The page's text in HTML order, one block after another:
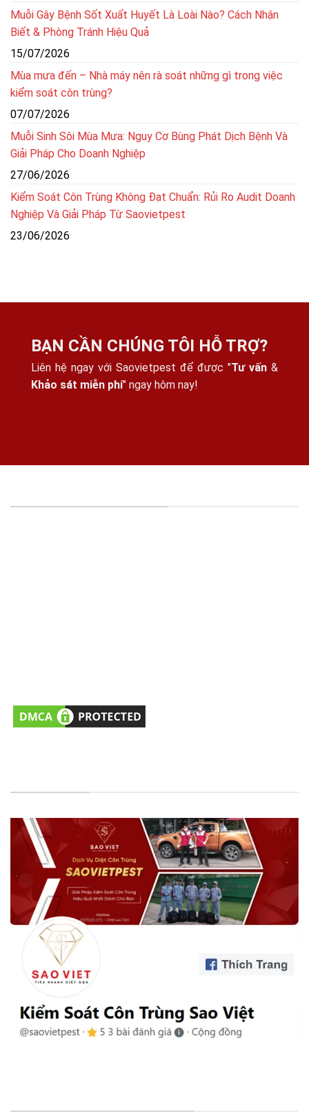
Muỗi Gây Bệnh Sốt Xuất Huyết Là Loài Nào? Cách Nhận
Biết & Phòng Tránh Hiệu Quả
15/07/2026
Mùa mưa đến – Nhà máy nên rà soát những gì trong việc
kiểm soát côn trùng?
07/07/2026
Muỗi Sinh Sôi Mùa Mưa: Nguy Cơ Bùng Phát Dịch Bệnh Và
Giải Pháp Cho Doanh Nghiệp
27/06/2026
Kiểm Soát Côn Trùng Không Đạt Chuẩn: Rủi Ro Audit Doanh
Nghiệp Và Giải Pháp Từ Saovietpest
23/06/2026
BẠN CẦN CHÚNG TÔI HỖ TRỢ?
Liên hệ ngay với Saovietpest để được "Tư vấn &
Khảo sát miễn phí" ngay hôm nay!